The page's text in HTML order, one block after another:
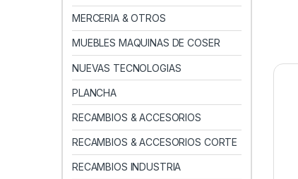
MERCERIA & OTROS
MUEBLES MAQUINAS DE COSER
NUEVAS TECNOLOGIAS
PLANCHA
RECAMBIOS & ACCESORIOS
RECAMBIOS & ACCESORIOS CORTE
RECAMBIOS INDUSTRIA